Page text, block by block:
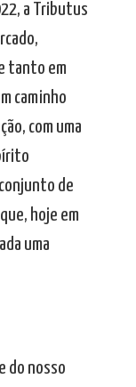
a Tributus
tanto em
caminho
com uma
de
hoje em
uma
do nosso